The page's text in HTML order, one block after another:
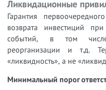
Ликвидационные
Гарантия
возврата инвестиций
событий, в том
реорганизации и т.д.
«ликвидность», а не
Минимальный порог